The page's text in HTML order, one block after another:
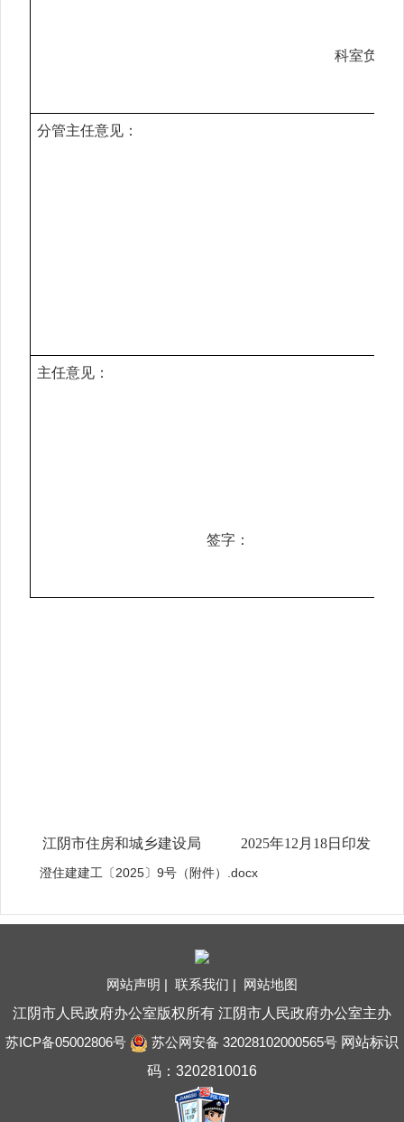
科室负责
分管主任意见：
主任意见：
签字：
江阴市住房和城乡建设局 2025年12 月 18日印发
澄住建建工〔2025〕9号（附件）.docx
网站声明 | 联系我们 | 网站地图
江阴市人民政府办公室版权所有 江阴市人民政府办公室主办
苏ICP备05002806号
苏公网安备 32028102000565号网站标识
码：3202810016